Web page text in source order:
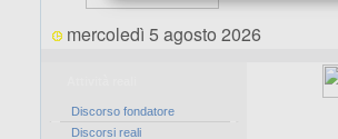
mercoledì 5 agosto 2026
Discorso fondatore
Discorsi reali